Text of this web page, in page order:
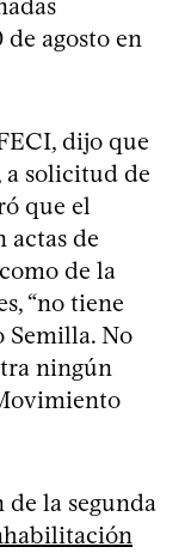
agosto en
dijo que
a solicitud de
que el
actas de
de la
“no tiene
No
ningún
la segunda